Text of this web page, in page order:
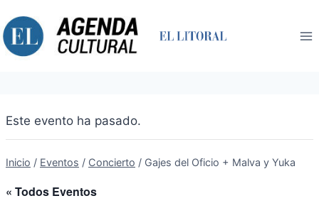
al
contenido
Este evento ha pasado.
Inicio / Eventos / Concierto / Gajes del Oficio + Malva y Yuka
« Todos Eventos